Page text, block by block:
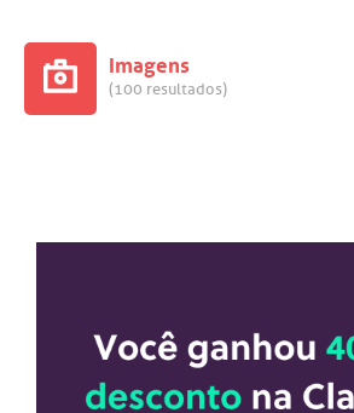
Imagens
(100 resultados)